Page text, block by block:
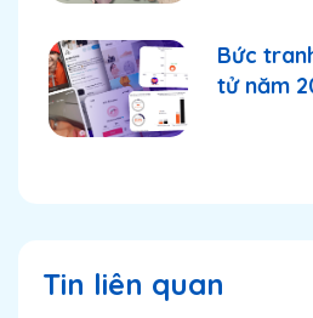
Bức
tử năm
Tin liên quan